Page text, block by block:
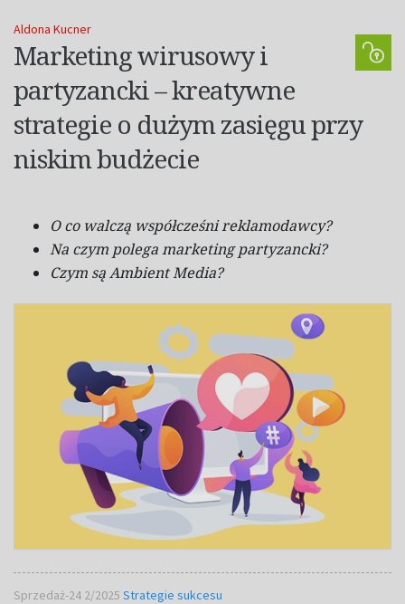
Aldona Kucner
Marketing wirusowy i
partyzancki – kreatywne
strategie o dużym zasięgu przy
niskim budżecie
Oco walczą współcześni reklamodawcy?
Na czym polega marketing partyzancki?
Czym są Ambient Media?
Sprzedaż-24 2/2025 Strategie sukcesu